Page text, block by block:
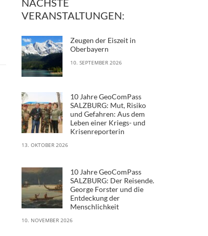
NÄCHSTE
VERANSTALTUNGEN:
Zeugen der Eiszeit in
Oberbayern
10. SEPTEMBER 2026
10 Jahre GeoComPass
SALZBURG: Mut, Risiko
und Gefahren: Aus dem
Leben einer Kriegs- und
Krisenreporterin
13. OKTOBER 2026
10 Jahre GeoComPass
SALZBURG: Der Reisende.
George Forster und die
Entdeckung der
Menschlichkeit
10. NOVEMBER 2026